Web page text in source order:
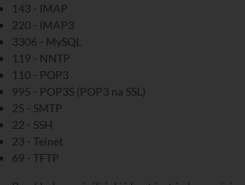
143 - IMAP
220 - IMAP3
3306 - MySQL
119 - NNTP
110 - POP3
995 - POP3S (POP3 na SSL)
25 - SMTP
22 - SSH
23 - Telnet
69 - TFTP